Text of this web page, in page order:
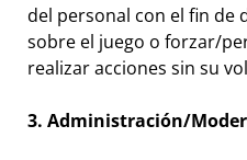
del personal con el fin de
sobre el juego o forzar/
realizar acciones sin su
3. Administración/